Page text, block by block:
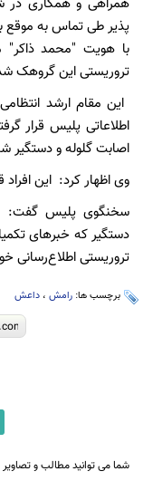
تروریستی این گروهک
اطلاعاتی پلیس قرار
اصابت گلوله و دستگیر
وی اظهار کرد: این
دستگیر که خبرهای
تروریستی اطلاع‌رسانی
برچسب ها: رامش ، داعش
شما می توانید مطالب و